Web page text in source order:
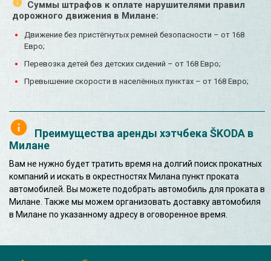
Суммы штрафов к оплате нарушителями правил
дорожного движения в Милане:
Движение без пристёгнутых ремней безопасности – от 168
Евро;
Перевозка детей без детских сидений – от 168 Евро;
Превышение скорости в населённых пунктах – от 168 Евро;
Преимущества аренды хэтчбека ŠKODA в
Милане
Вам не нужно будет тратить время на долгий поиск прокатных
компаний и искать в окрестностях Милана пункт проката
автомобилей. Вы можете подобрать автомобиль для проката в
Милане. Также мы можем организовать доставку автомобиля
в Милане по указанному адресу в оговоренное время.